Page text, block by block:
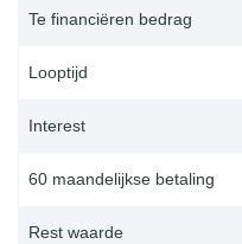
Te financiëren bedrag
Looptijd
Interest
60 maandelijkse betaling
Rest waarde